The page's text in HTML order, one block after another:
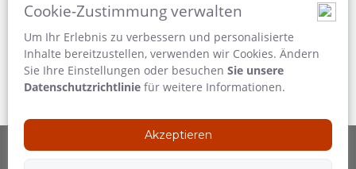
Cookie-Zustimmung verwalten
Um Ihr Erlebnis zu verbessern und personalisierte
Inhalte bereitzustellen, verwenden wir Cookies. Ändern
Sie Ihre Einstellungen oder besuchen Sie unsere
Datenschutzrichtlinie für weitere Informationen.
Akzeptieren